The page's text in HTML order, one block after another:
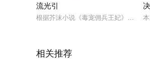
流光引
根据芥沫小说《毒宠佣兵王妃》改编
相关推荐